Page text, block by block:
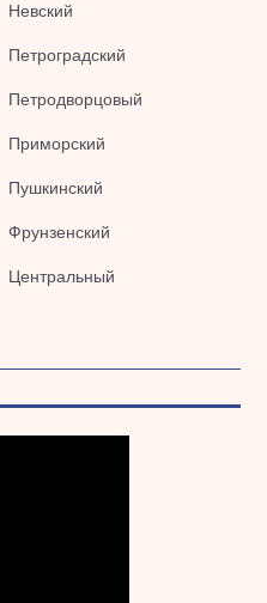
Невский
Петроградский
Петродворцовый
Приморский
Пушкинский
Фрунзенский
Центральный